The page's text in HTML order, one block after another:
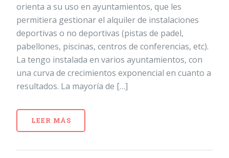
orienta a su uso en ayuntamientos, que les
permitiera gestionar el alquiler de instalaciones
deportivas o no deportivas (pistas de padel,
pabellones, piscinas, centros de conferencias, etc).
La tengo instalada en varios ayuntamientos, con
una curva de crecimientos exponencial en cuanto a
resultados. La mayoría de […]
LEER MÁS